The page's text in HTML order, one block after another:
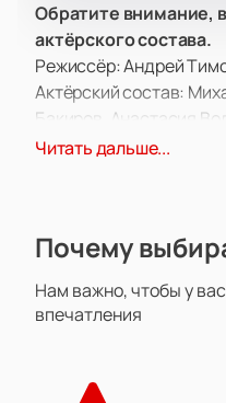
Обратите внимание,
актёрского состава.
Режиссёр: Андрей
Актёрский состав:
Бакиров, Анастасия
Екатерина Зеленина,
Горького предлагает
рассказанный от лица
Эта постановка,
скитаний и
Читать дальше...
Почему
Нам важно, чтобы у
впечатления